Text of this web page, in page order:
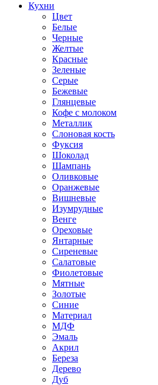
Кухни
Цвет
Белые
Черные
Желтые
Красные
Зеленые
Серые
Бежевые
Глянцевые
Кофе с молоком
Металлик
Слоновая кость
Фуксия
Шоколад
Шампань
Оливковые
Оранжевые
Вишневые
Изумрудные
Венге
Ореховые
Янтарные
Сиреневые
Салатовые
Фиолетовые
Мятные
Золотые
Синие
Материал
МДФ
Эмаль
Акрил
Береза
Дерево
Дуб